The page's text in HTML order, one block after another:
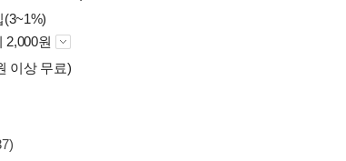
(3~1%)
2,000원
이상 무료)